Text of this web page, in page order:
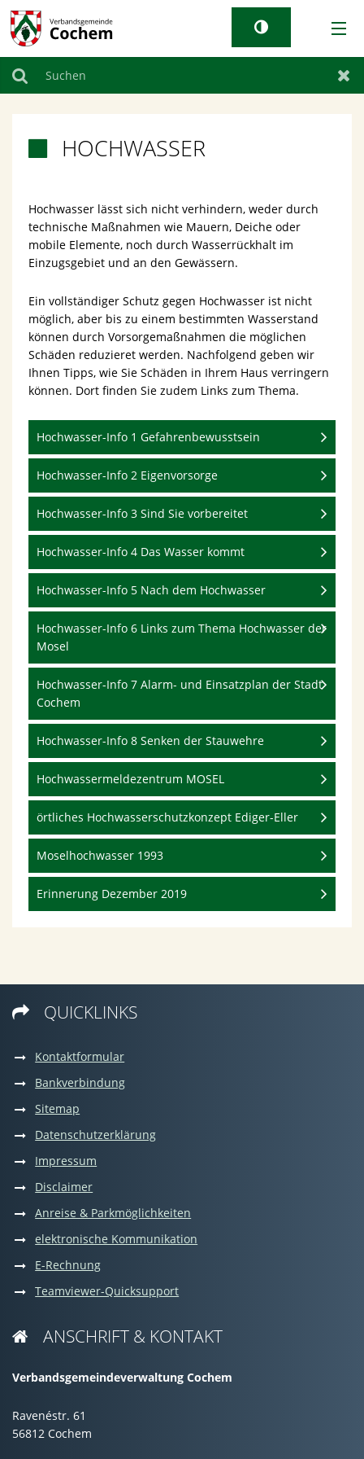
AKTUELLES
WIRTSCHAFT
LEBEN BEI UNS
HOCHWASSER
Hochwasser lässt sich nicht verhindern, weder durch
technische Maßnahmen wie Mauern, Deiche oder
mobile Elemente, noch durch Wasserrückhalt im
Einzugsgebiet und an den Gewässern.
Ein vollständiger Schutz gegen Hochwasser ist nicht
möglich, aber bis zu einem bestimmten Wasserstand
können durch Vorsorgemaßnahmen die möglichen
Schäden reduzieret werden. Nachfolgend geben wir
Ihnen Tipps, wie Sie Schäden in Ihrem Haus verringern
können. Dort finden Sie zudem Links zum Thema.
Hochwasser-Info 1 Gefahrenbewusstsein
Hochwasser-Info 2 Eigenvorsorge
Hochwasser-Info 3 Sind Sie vorbereitet
Hochwasser-Info 4 Das Wasser kommt
Hochwasser-Info 5 Nach dem Hochwasser
Hochwasser-Info 6 Links zum Thema Hochwasser der
Mosel
Hochwasser-Info 7 Alarm- und Einsatzplan der Stadt
Cochem
Hochwasser-Info 8 Senken der Stauwehre
Hochwassermeldezentrum MOSEL
örtliches Hochwasserschutzkonzept Ediger-Eller
Moselhochwasser 1993
Erinnerung Dezember 2019
 QUICKLINKS
Kontaktformular
Bankverbindung
Sitemap
Datenschutzerklärung
Impressum
Disclaimer
Anreise & Parkmöglichkeiten
elektronische Kommunikation
E-Rechnung
Teamviewer-Quicksupport
 ANSCHRIFT & KONTAKT
Verbandsgemeindeverwaltung Cochem
Ravenéstr. 61
56812 Cochem